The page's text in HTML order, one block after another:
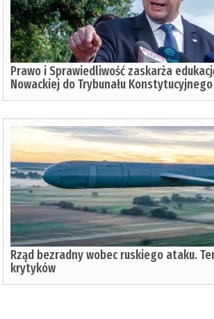
Prawo i Sprawiedliwość zaskarża
Nowackiej do Trybunału Konstytucyjnego
Rząd bezradny wobec ruskiego ataku.
krytyków